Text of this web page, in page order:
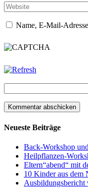
Name, E-Mail-
Neueste Beiträge
Back-Workshop
Heilpflanzen-
Eltern“abend“ mit
10 Kinder aus dem
Ausbildungsbericht